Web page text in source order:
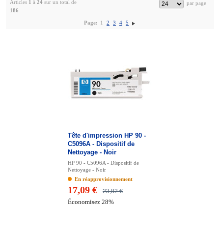
Articles 1 à 24 sur un total de
186
Page: 1 2 3 4 5
Tête d'impression HP 90 -
C5096A - Dispositif de
Nettoyage - Noir
HP 90 - C5096A - Dispositif de
Nettoyage - Noir
En réapprovisionnement
23,82 €
17,09 €
Économisez 28%